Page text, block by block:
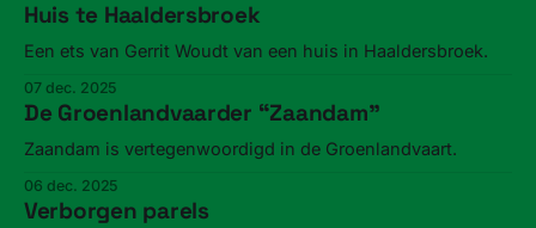
Huis te Haaldersbroek
Een ets van Gerrit Woudt van een huis in Haaldersbroek.
07 dec. 2025
De Groenlandvaarder “Zaandam”
Zaandam is vertegenwoordigd in de Groenlandvaart.
06 dec. 2025
Verborgen parels